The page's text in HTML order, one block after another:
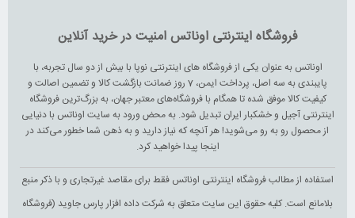
فروشگاه اینترنتی اوناتس امنیت در خرید آنلاین
اوناتس به عنوان یکی از فروشگاه های اینترنتی نوپا با بیش از دو سال تجربه، با
پایبندی به سه اصل، پرداخت ایمن، 7 روز ضمانت بازگشت کالا و تضمین اصالت و
کیفیت کالا موفق شده تا همگام با فروشگاه‌های معتبر جهان، به بزرگ‌ترین فروشگاه
اینترنتی آجیل و خشکبار ایران تبدیل شود. به محض ورود به سایت اوناتس با دنیایی
از محصول رو به رو می‌شوید! هر آنچه که نیاز دارید و به ذهن شما خطور می‌کند در
اینجا پیدا خواهید کرد.
استفاده از مطالب فروشگاه اینترنتی اوناتس فقط برای مقاصد غیرتجاری و با ذکر منبع
بلامانع است. کلیه حقوق این سایت متعلق به شرکت داده افزار پارس جاوید (فروشگاه